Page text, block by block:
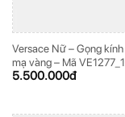
Versace Nữ – Gọng
mạ vàng – Mã
5.500.000đ